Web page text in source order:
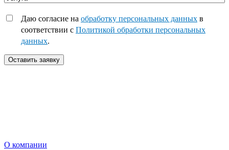
Даю согласие на обработку персональных данных в
соответствии с Политикой обработки персональных
данных.
Оставить заявку
О компании